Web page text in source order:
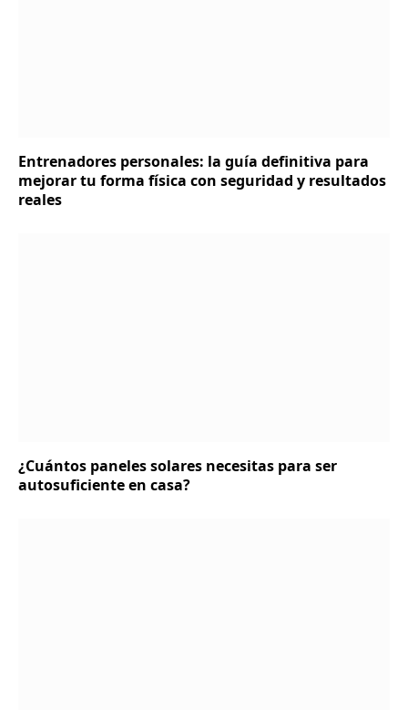
Entrenadores personales: la guía definitiva para
mejorar tu forma física con seguridad y resultados
reales
¿Cuántos paneles solares necesitas para ser
autosuficiente en casa?